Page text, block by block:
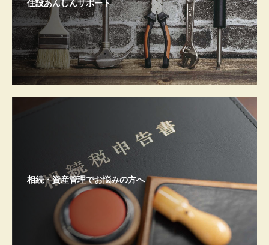
相続・資産管理でお悩みの方へ